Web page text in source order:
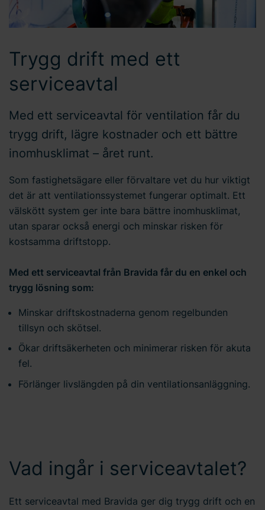
Trygg drift med ett
serviceavtal
Med ett serviceavtal för ventilation får du
trygg drift, lägre kostnader och ett bättre
inomhusklimat – året runt.
Som fastighetsägare eller förvaltare vet du hur viktigt
det är att ventilationssystemet fungerar optimalt. Ett
välskött system ger inte bara bättre inomhusklimat,
utan sparar också energi och minskar risken för
kostsamma driftstopp.
Med ett serviceavtal från Bravida får du en enkel och
trygg lösning som:
Minskar driftskostnaderna genom regelbunden
tillsyn och skötsel.
Ökar driftsäkerheten och minimerar risken för akuta
fel.
Förlänger livslängden på din ventilationsanläggning.
Vad ingår i serviceavtalet?
Ett serviceavtal med Bravida ger dig trygg drift och en